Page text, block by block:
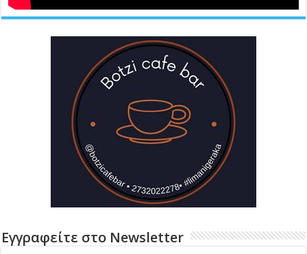
Εγγραφείτε στο Newsletter